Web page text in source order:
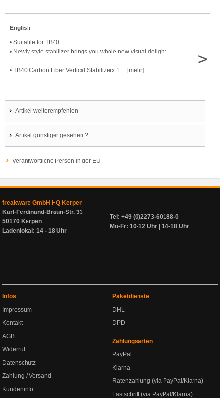
English
• Suitable for TB40.
• Newly style stabilizer brings you whole new visual delight.
• TB40 Carbon Fiber Vertical Stabilizerx 1 ... [mehr]
>
Artikel weiterempfehlen
Artikel günstiger gesehen ?
Verantwortliche Person in der EU
freakware GmbH HQ Kerpen
Karl-Ferdinand-Braun-Str. 33
50170 Kerpen
Ladenlokal: 14 - 18 Uhr
Tel: +49 (0)2273-60188-0
Mo-Fr: 10-12 Uhr | 14-18 Uhr
Infos
Impressum
Kontakt
AGB
Widerruf
Datenschutz
Zahlung / Versand
Kundeninfo
Paketdienste
DHL
DPD
Zahlungsarten
PayPal
Klarna
Ratenzahlung (via PayPal/Klarna)
Lastschrift (via PayPal/Klarna)